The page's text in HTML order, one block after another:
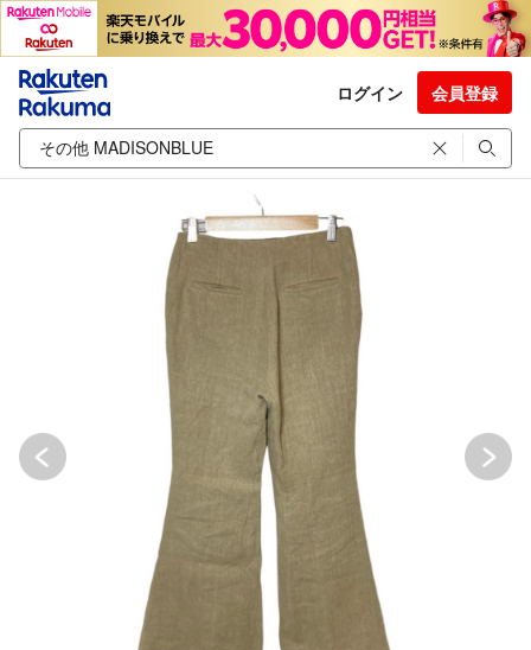
ログイン 会員登録